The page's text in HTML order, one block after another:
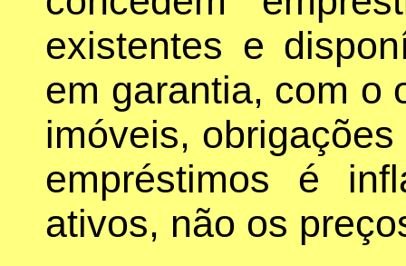
existentes e
em garantia, com o
imóveis,
empréstimos é
ativos, não os